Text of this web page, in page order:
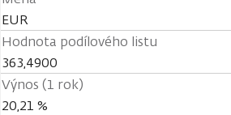
EUR
Hodnota podílového listu
363,4900
Výnos (1 rok)
20,21 %